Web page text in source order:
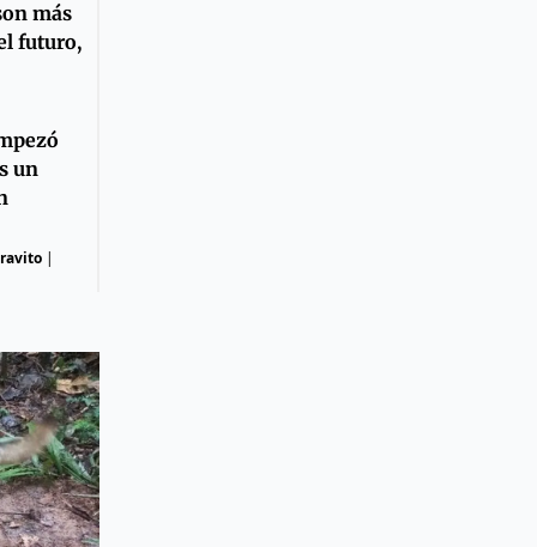
más
futuro,
un
|